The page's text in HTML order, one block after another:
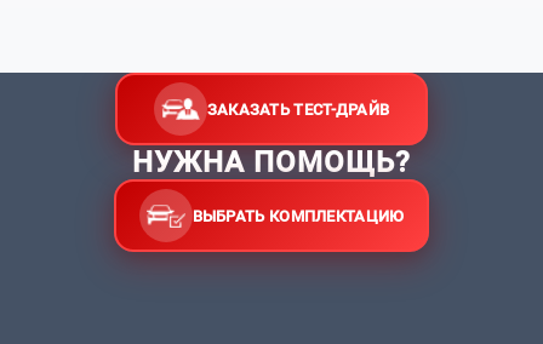
ЗАКАЗАТЬ ТЕСТ-ДРАЙВ
НУЖНА ПОМОЩЬ?
ВЫБРАТЬ КОМПЛЕКТАЦИЮ